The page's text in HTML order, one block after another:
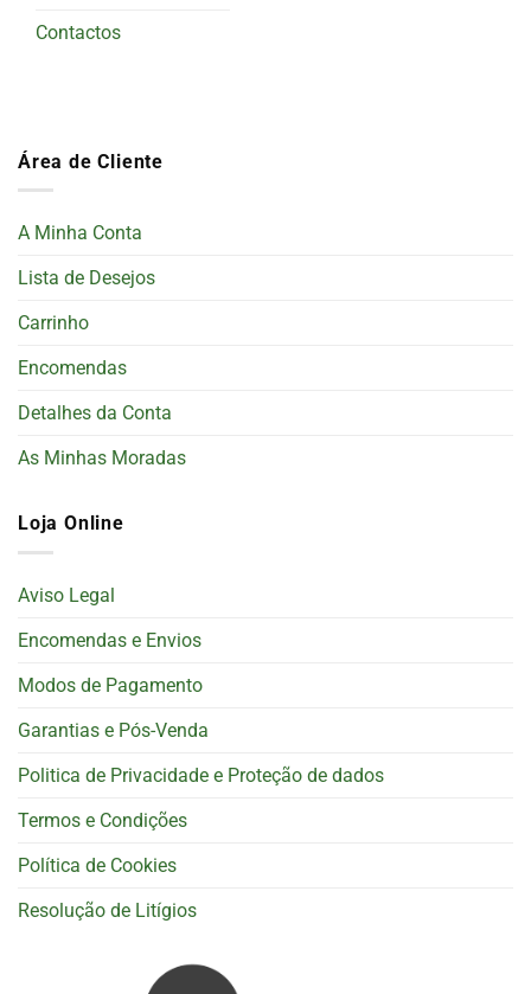
Contactos
Área de Cliente
A Minha Conta
Lista de Desejos
Carrinho
Encomendas
Detalhes da Conta
As Minhas Moradas
Loja Online
Aviso Legal
Encomendas e Envios
Modos de Pagamento
Garantias e Pós-Venda
Politica de Privacidade e Proteção de dados
Termos e Condições
Política de Cookies
Resolução de Litígios